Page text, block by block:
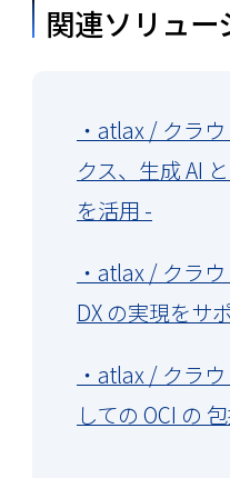
関連ソリュ
・atlax / クラ
クス、生成 AI
を活用 -
・atlax / クラ
DX の実現をサ
・atlax / クラ
しての OCI の